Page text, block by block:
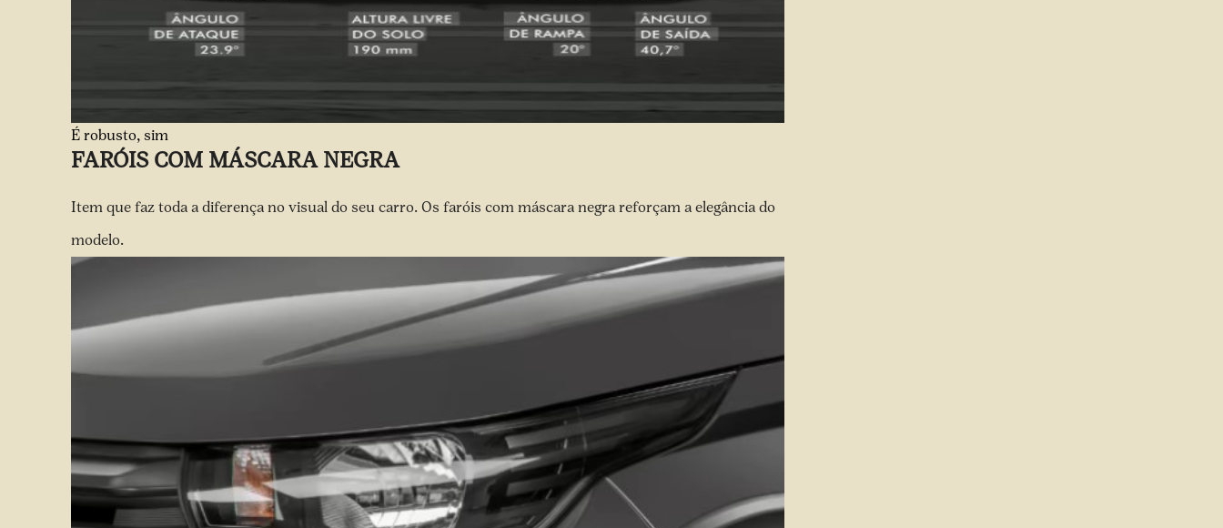
É robusto, sim
FARÓIS COM MÁSCARA NEGRA
Item que faz toda a diferença no visual do seu carro. Os faróis com máscara negra reforçam a elegância do
modelo.